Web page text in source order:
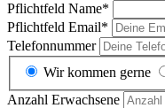
Pflichtfeld Name*
Pflichtfeld Email*
Telefonnummer
Wir kommen gerne
Anzahl Erwachsene